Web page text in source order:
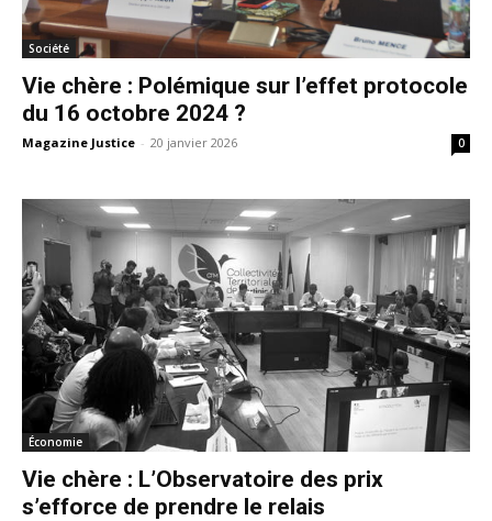
Société
Vie chère : Polémique sur l’effet protocole
du 16 octobre 2024 ?
Magazine Justice - 20 janvier 2026 0
Économie
Vie chère : L’Observatoire des prix
s’efforce de prendre le relais